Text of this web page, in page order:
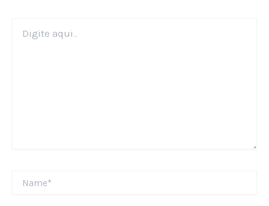
aqui...